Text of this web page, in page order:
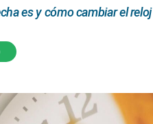
es y cómo cambiar el reloj